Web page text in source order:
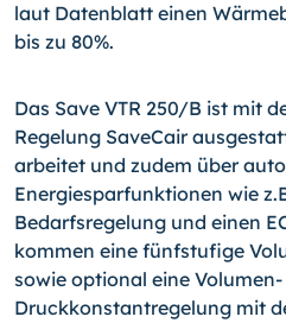
laut Datenblatt einen
bis zu 80%.
Das Save VTR 250/B ist mit
Regelung SaveCair
arbeitet und zudem über
Energiesparfunktionen wie
Bedarfsregelung und einen
kommen eine fünfstufige
sowie optional eine
Druckkonstantregelung mit